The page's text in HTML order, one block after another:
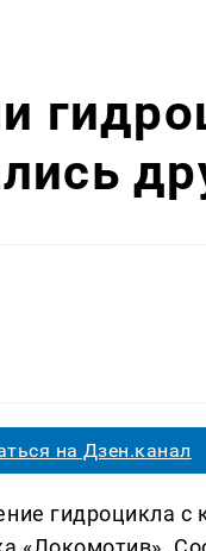
на Дзен.канал
гидроцикла